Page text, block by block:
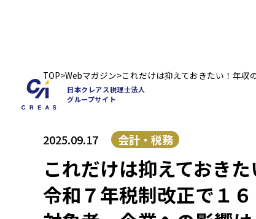
日本クレアス税理士法人
グループサイト
日本クレアス税理士法人
グループサイト
TOP Webマガジン これだけは抑えておきたい！年収
2025.09.17 会計・税務
これだけは抑えておき
令和７年税制改正で１６